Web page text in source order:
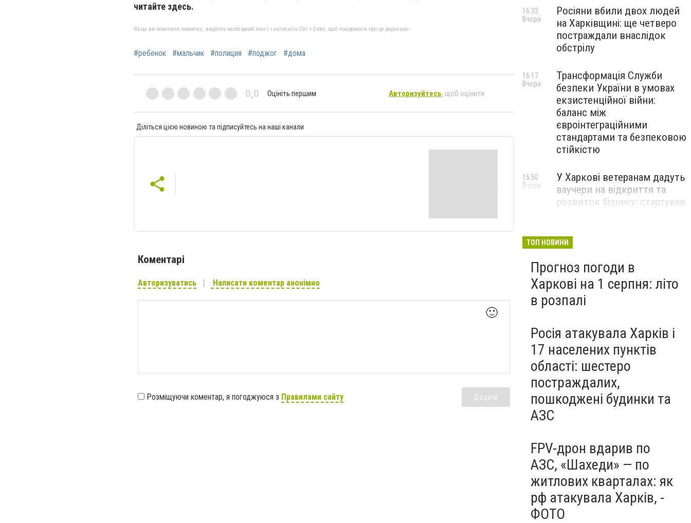
читайте здесь.
Якщо ви помітили помилку, виділіть необхідний текст і натисніть Ctrl + Enter, щоб повідомити про це редакцію
#ребенок #мальчик #полиция #поджог #дома
0,0 Оцініть першим Авторизуйтесь, щоб оцінити
Діліться цією новиною та підписуйтесь на наші канали
Коментарі
Авторизуватись Написати коментар анонімно
🙂
Розміщуючи коментар, я погоджуюся з Правилами сайту Додати
Росіяни вбили двох людей
на Харківщині: ще четверо
постраждали внаслідок
обстрілу
16:32
Вчора
Трансформація Служби
безпеки України в умовах
екзистенційної війни:
баланс між
євроінтеграційними
стандартами та безпековою
стійкістю
16:17
Вчора
У Харкові ветеранам дадуть
ваучери на відкриття та
розвиток бізнесу: стартував
15:50
Вчора
Перевищення швидкості й
що найчастіше стаються
ДТП на Харківщині
14:48
Вчора
ТОП НОВИНИ
Прогноз погоди в
Харкові на 1 серпня: літо
в розпалі
Росія атакувала Харків і
17 населених пунктів
області: шестеро
постраждалих,
пошкоджені будинки та
АЗС
FPV-дрон вдарив по
АЗС, «Шахеди» — по
житлових кварталах: як
рф атакувала Харків, -
ФОТО